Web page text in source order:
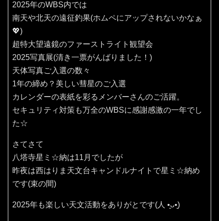
2025年のWBS内では
南天や北天の遠征釣果(ホムペにアップされないかなぁ
💖)
超特大望遠鏡のファーストライト観望会
2025写真展(清き一票がんばりました！)
天体写真ご入選の数々
1年の締め？美しい彗星のご入選
カレンダーの表紙を彩るメンバーさんのご活躍。
セキュリティ対策も万全のWBSに感謝感激の一年でし
た☆
さてさて
八塔寺星ミ☆納は11月でしたが
昨夜は西はりま天文台キャンドルナイトで星ミ☆納め
です(束の間)
2025年も楽しい天文活動をありがとです(⁠人⁠ ⁠•͈⁠ᴗ⁠•͈⁠)